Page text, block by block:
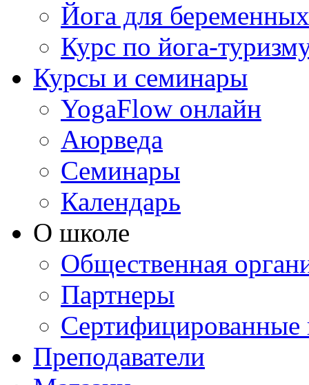
Йога для беременных
Курс по йога-
Курсы и семинары
YogaFlow онлайн
Аюрведа
Семинары
Календарь
О школе
Общественная
Партнеры
Сертифицированные
Преподаватели